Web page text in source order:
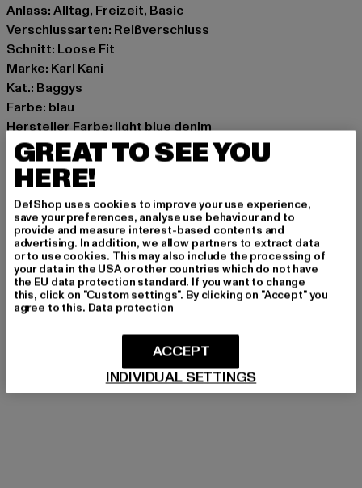
Anlass: Alltag, Freizeit, Basic
Verschlussarten: Reißverschluss
Schnitt: Loose Fit
Marke: Karl Kani
Kat.: Baggys
Farbe: blau
Hersteller Farbe: light blue denim
Materialzusammensetzung: 100% Baumwolle
Art.Nr: 6000494-04188
Hersteller: Urban Styles Agency GmbH & Co. KG |
agentur@urbanstylesagency.com
Schanzenstraße 41 | 51063 Köln | DE
GRÖSSE & PASSFORM
PFLEGEHINWEISE
LIEFERUNG & RÜCKGABE
GREAT TO SEE YOU
HERE!
DefShop uses cookies to improve your use experience,
save your preferences, analyse use behaviour and to
provide and measure interest-based contents and
advertising. In addition, we allow partners to extract data
or to use cookies. This may also include the processing of
your data in the USA or other countries which do not have
the EU data protection standard. If you want to change
this, click on "Custom settings". By clicking on "Accept" you
agree to this. Data protection
INDIVIDUAL SETTINGS
ACCEPT